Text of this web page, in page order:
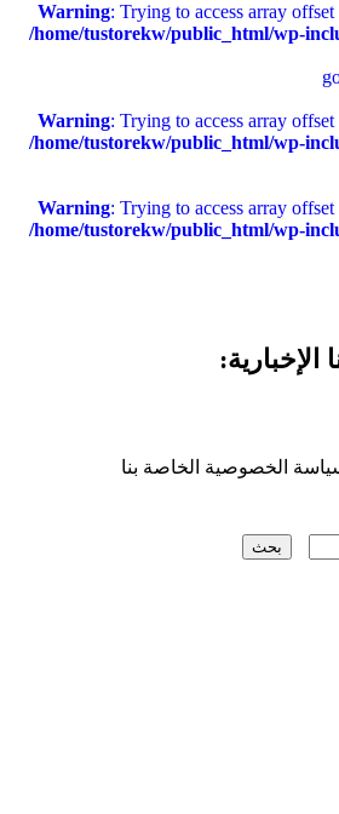
Warning: Trying to access array
/home/tustorekw/public_html/wp-
Warning: Trying to access array
/home/tustorekw/public_html/wp-
Warning: Trying to access array
/home/tustorekw/public_html/wp-
الخصوصية الخاصة بنا
بحث